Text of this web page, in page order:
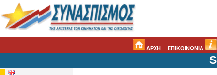
ΑΡΧΗ ΕΠΙΚΟΙΝΩΝΙΑ